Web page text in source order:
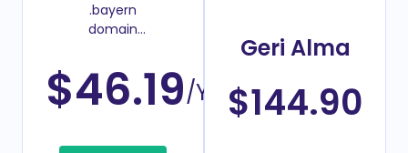
.bayern
domain
fiyatı
$46.19/Yıl
Geri Alma
$144.90